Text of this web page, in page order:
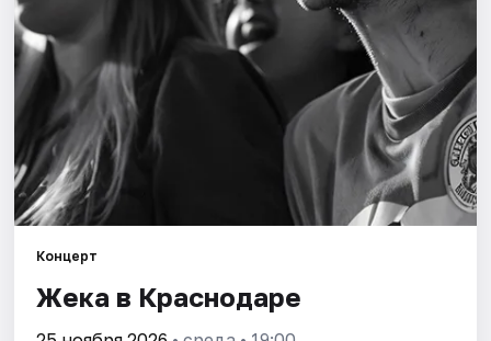
Рейтинги
Концерт
Жека в Краснодаре